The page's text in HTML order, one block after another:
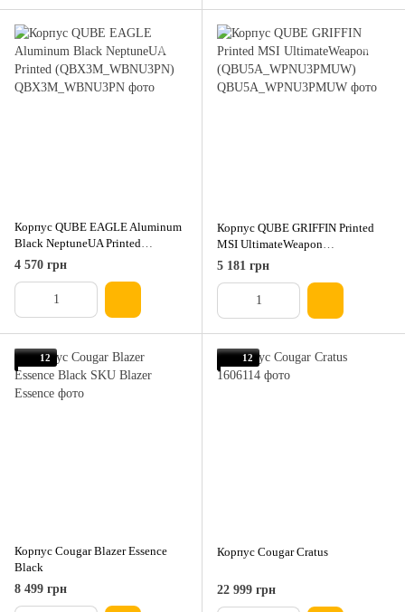
Корпус QUBE EAGLE Aluminum
Black NeptuneUA Printed
(QBX3M_WBNU3PN)
4 570 грн
Корпус QUBE GRIFFIN Printed
MSI UltimateWeapon
(QBU5A_WPNU3PMUW)
5 181 грн
12
Корпус Cougar Blazer Essence
Black
8 499 грн
12
Корпус Cougar Cratus
22 999 грн